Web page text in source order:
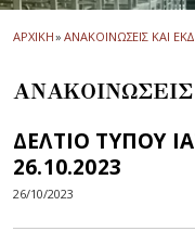
ΑΡΧΙΚΗ» ΑΝΑΚΟΙΝΩΣΕΙΣ ΚΑΙ
ΑΝΑΚΟΙΝΩΣΕΙΣ
ΔΕΛΤΙΟ ΤΥΠΟΥ
26.10.2023
26/10/2023